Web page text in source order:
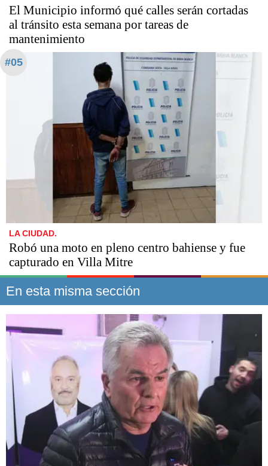
El Municipio informó qué calles serán cortadas
al tránsito esta semana por tareas de
mantenimiento
#05
LA CIUDAD.
Robó una moto en pleno centro bahiense y fue
capturado en Villa Mitre
En esta misma sección